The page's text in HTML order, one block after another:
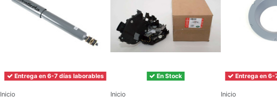
Entrega en 6-7 días laborables
Inicio
En Stock
Inicio
Entrega en 6-
Inicio